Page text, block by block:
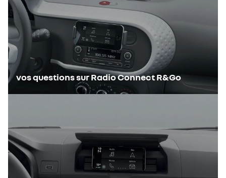
vos questions sur Radio Connect R&Go